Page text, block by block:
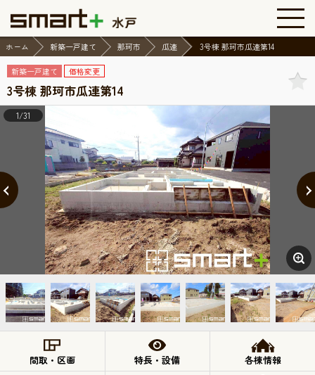
ホーム 新築一戸建て 那珂市 瓜連 3号棟 那珂市瓜連第14
新築一戸建て 価格変更
3号棟 那珂市瓜連第14
1/31
間取・区画 特長・設備 各棟情報